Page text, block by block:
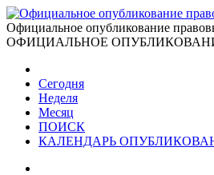
Официальное опубликование
ОФИЦИАЛЬНОЕ
Сегодня
Неделя
Месяц
ПОИСК
КАЛЕНДАРЬ